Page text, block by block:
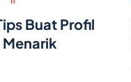
Buat Profil